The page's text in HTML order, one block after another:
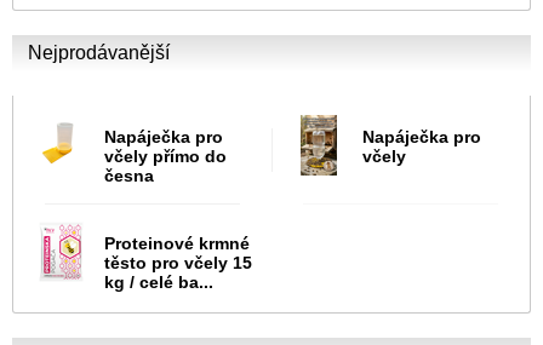
Nejprodávanější
Napáječka pro
včely přímo do
česna
Napáječka pro
včely
Proteinové krmné
těsto pro včely 15
kg / celé ba...